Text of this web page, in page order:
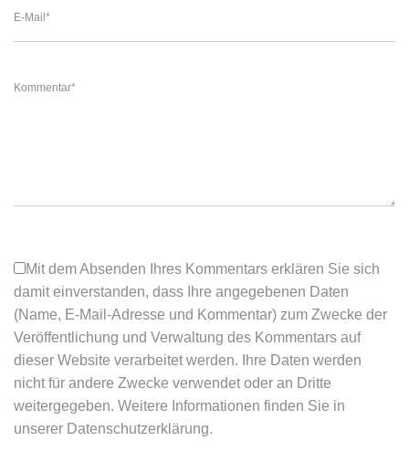
E-Mail*
Kommentar*
Mit dem Absenden Ihres Kommentars erklären Sie sich
damit einverstanden, dass Ihre angegebenen Daten
(Name, E-Mail-Adresse und Kommentar) zum Zwecke der
Veröffentlichung und Verwaltung des Kommentars auf
dieser Website verarbeitet werden. Ihre Daten werden
nicht für andere Zwecke verwendet oder an Dritte
weitergegeben. Weitere Informationen finden Sie in
unserer Datenschutzerklärung.